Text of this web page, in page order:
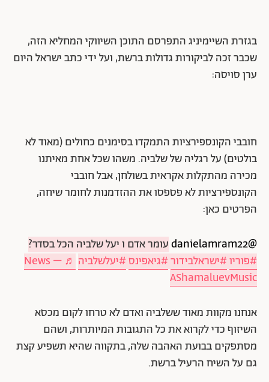
בגזרת השיימיניג התפרסם התוכן השיווקי המחליא הזה,
שכבר זכה לביקורות גדולות ברשת, ועל ידי כתב ישראל היום
ערן סויסה:
חובבי הקונספירציות התמקדו בסימנים כחולים (מאוד לא
בולטים) על רגליה של שלביה. משהו שכל אחת מאיתנו
מכירה מהתקלות אקראית בשולחן, אבל חובבי
הקונספירציות לא פספסו את ההזדמנות לחומר שיחה,
הפרטים כאן:
@danielamram22
עומר אדם ו יעל שלביה הכל בסדר?
#פוריו#ישראלבידור#גיאפינס#יעלשלביה
♬ News –
AShamaluevMusic
אנחנו מקוות מאוד ששלביה ואדם לא טרחו לקום מכסא
השיזוף כדי לקרוא את כל התגובות המיותרות, ושהם
מסתפקים בבועת האהבה שלה, בתקווה שהיא תשפיע קצת
גם על השיח הרעיל ברשת.